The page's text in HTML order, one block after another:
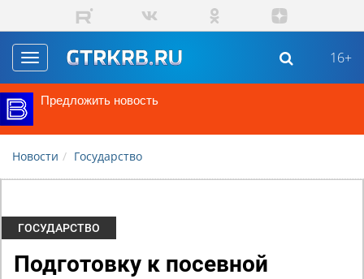
Перейти к основному содержанию
Toggle
navigation
16+
Предложить новость
Новости Государство
ГОСУДАРСТВО
Подготовку к посевной